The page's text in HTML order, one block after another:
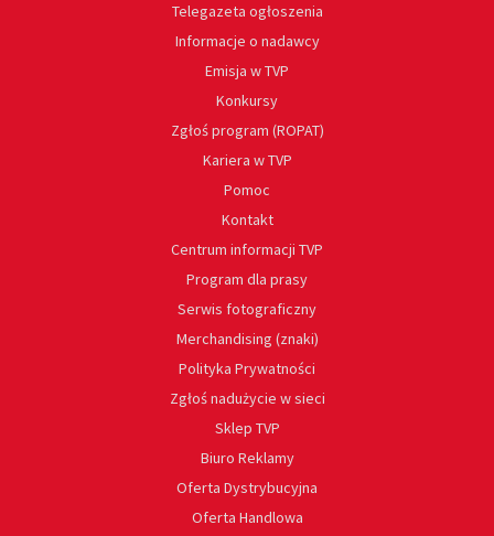
Telegazeta ogłoszenia
Informacje o nadawcy
Emisja w TVP
Konkursy
Zgłoś program (ROPAT)
Kariera w TVP
Pomoc
Kontakt
Centrum informacji TVP
Program dla prasy
Serwis fotograficzny
Merchandising (znaki)
Polityka Prywatności
Zgłoś nadużycie w sieci
Sklep TVP
Biuro Reklamy
Oferta Dystrybucyjna
Oferta Handlowa